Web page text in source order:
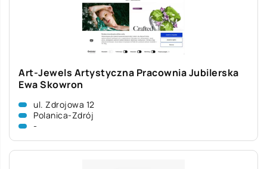
Art-Jewels Artystyczna Pracownia Jubilerska
Ewa Skowron
ul. Zdrojowa 12
Polanica-Zdrój
-